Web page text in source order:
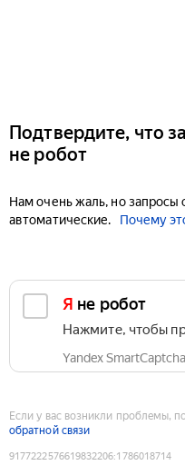
Подтвердите, что
не робот
Нам очень жаль, но запросы
автоматические.
Почему
Я не робот
Нажмите, чтобы
Yandex SmartCaptcha
Если у вас возникли проблемы,
обратной связи
9177222576619832206:1786018714